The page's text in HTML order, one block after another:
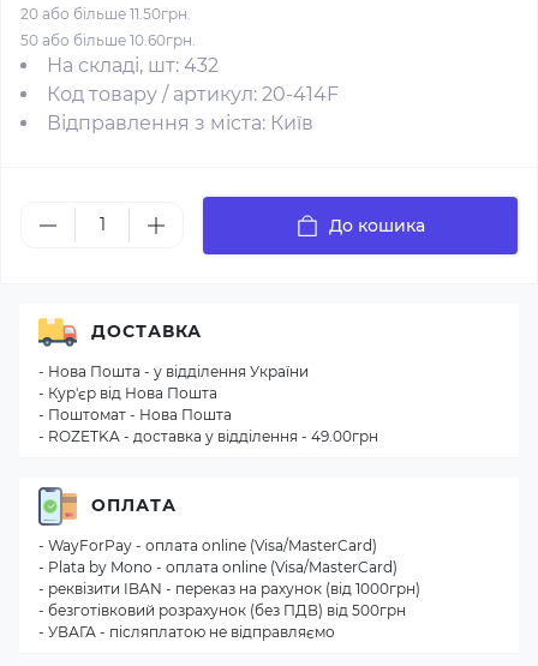
20 або більше 11.50грн.
50 або більше 10.60грн.
На складі, шт: 432
Код товару / артикул: 20-414F
Відправлення з міста: Київ
До кошика
ДОСТАВКА
- Нова Пошта - у відділення України
- Кур'єр від Нова Пошта
- Поштомат - Нова Пошта
- ROZETKA - доставка у відділення - 49.00грн
ОПЛАТА
- WayForPay - оплата online (Visa/MasterCard)
- Plata by Mono - оплата online (Visa/MasterCard)
- реквізити IBAN - переказ на рахунок (від 1000грн)
- безготівковий розрахунок (без ПДВ) від 500грн
- УВАГА - післяплатою не відправляємо